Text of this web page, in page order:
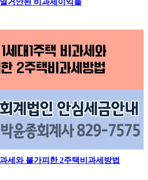
거안된 비과세이익들
세와 불가피한 2주택비과세방법